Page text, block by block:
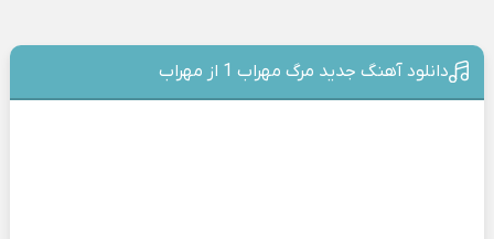
دانلود آهنگ جدید مرگ مهراب 1 از مهراب